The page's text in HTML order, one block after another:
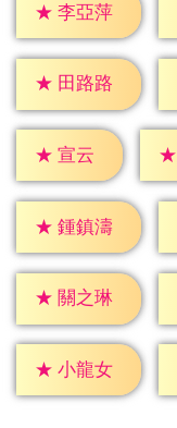
★ 李亞萍
★ 田路路
★ 宣云 ★
★ 鍾鎮濤
★ 關之琳
★ 小龍女